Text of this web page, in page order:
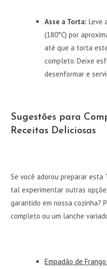
Asse a Torta: Leve
(180°C) por
até que a torta
completo. Deixe
desenformar e
Sugestões para
Receitas Deliciosas
Se você adorou preparar esta
tal experimentar outras
garantido em nossa cozinha?
completo ou um lanche
Empadão de